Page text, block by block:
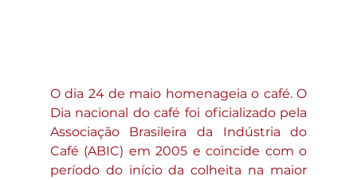
O dia 24 de maio homenageia o café. O
Dia nacional do café foi oficializado pela
Associação Brasileira da Indústria do
Café (ABIC) em 2005 e coincide com o
período do início da colheita na maior